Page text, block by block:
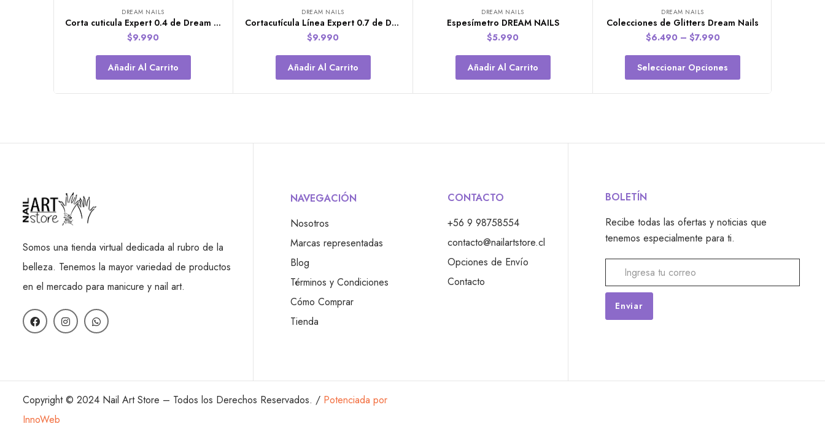
DREAM NAILS
Corta cuticula Expert 0.4 de Dream Nails
$9.990
Añadir Al Carrito
DREAM NAILS
Cortacutícula Línea Expert 0.7 de Dream Nails.
$9.990
Añadir Al Carrito
DREAM NAILS
Espesímetro DREAM NAILS
$5.990
Añadir Al Carrito
DREAM NAILS
Colecciones de Glitters Dream Nails
$6.490 – $7.990
Seleccionar Opciones
Somos una tienda virtual dedicada al rubro de la
belleza. Tenemos la mayor variedad de productos
en el mercado para manicure y nail art.
NAVEGACIÓN
Nosotros
Marcas representadas
Blog
Términos y Condiciones
Cómo Comprar
Tienda
CONTACTO
+56 9 98758554
contacto@nailartstore.cl
Opciones de Envío
Contacto
BOLETÍN
Recibe todas las ofertas y noticias que
tenemos especialmente para ti.
Copyright © 2024 Nail Art Store – Todos los Derechos Reservados. / Potenciada por
InnoWeb